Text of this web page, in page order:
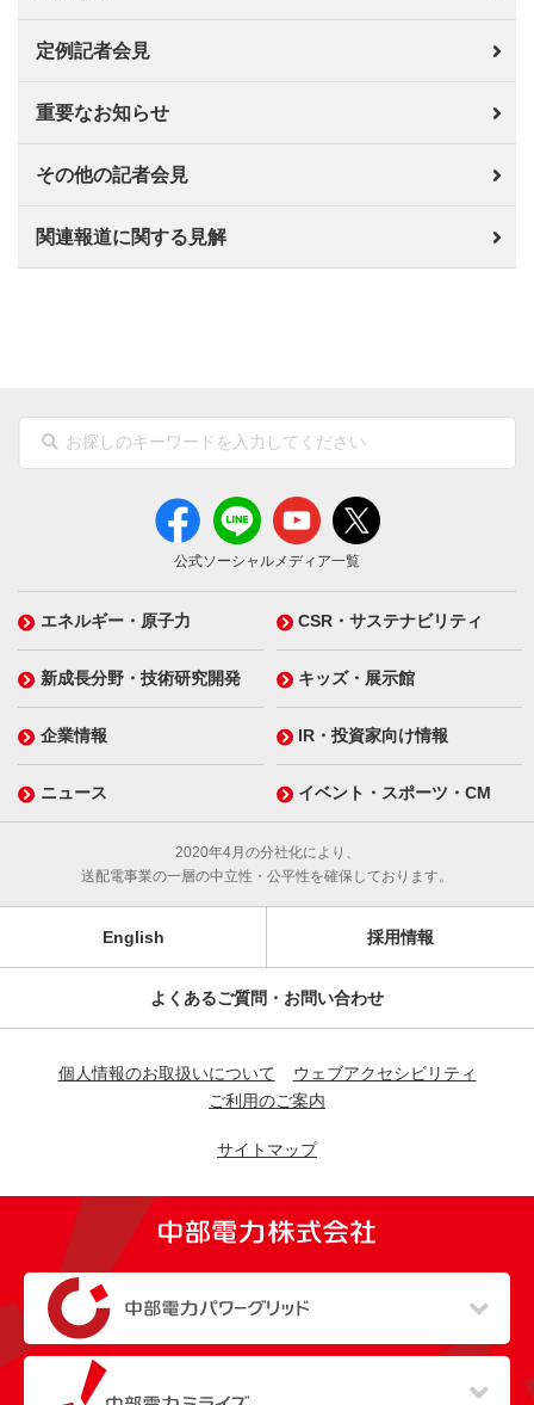
定例記者会見
重要なお知らせ
その他の記者会見
関連報道に関する見解
公式ソーシャルメディア一覧
エネルギー・原子力 CSR・サステナビリティ
新成長分野・技術研究開発 キッズ・展示館
企業情報 IR・投資家向け情報
ニュース イベント・スポーツ・CM
2020年4月の分社化により、
送配電事業の一層の中立性・公平性を確保しております。
English 採用情報
よくあるご質問・お問い合わせ
個人情報のお取扱いについて
ウェブアクセシビリティ
ご利用のご案内
サイトマップ
（新しいウィンドウを開きます）